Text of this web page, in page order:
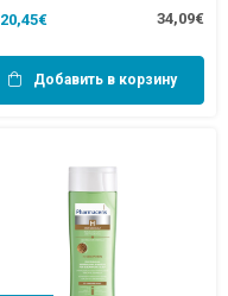
20,45€
34,09€
Добавить в корзину